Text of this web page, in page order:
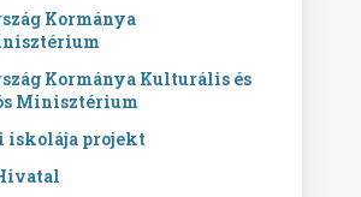
Kormánya
Kormánya Kulturális és
Minisztérium
iskolája projekt